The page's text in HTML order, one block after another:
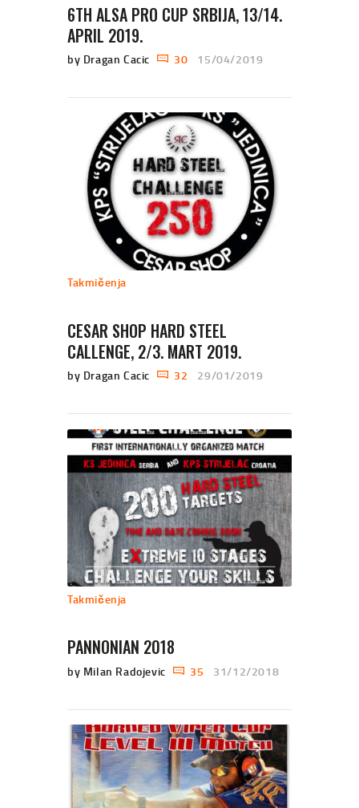
6TH ALSA PRO CUP SRBIJA, 13/14.
APRIL 2019.
by Dragan Cacic 30 15/04/2019
Takmičenja
CESAR SHOP HARD STEEL
CALLENGE, 2/3. MART 2019.
by Dragan Cacic 32 29/01/2019
Takmičenja
PANNONIAN 2018
by Milan Radojevic 35 31/12/2018